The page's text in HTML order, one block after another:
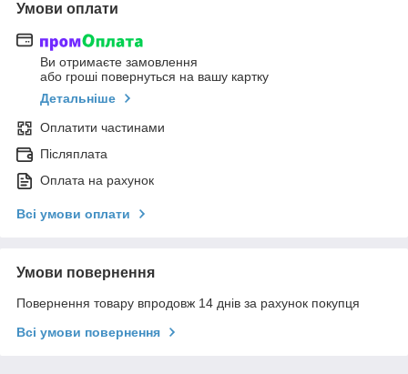
Умови оплати
Ви отримаєте замовлення
або гроші повернуться на вашу картку
Детальніше
Оплатити частинами
Післяплата
Оплата на рахунок
Всі умови оплати
Умови повернення
Повернення товару впродовж 14 днів за рахунок покупця
Всі умови повернення